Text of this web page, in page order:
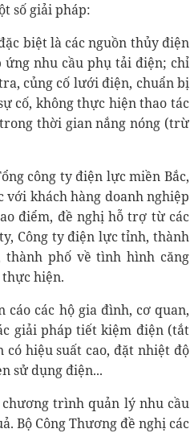
số giải pháp:
biệt là các nguồn thủy điện
ứng nhu cầu phụ tải điện; chỉ
củng cố lưới điện, chuẩn bị
cố, không thực hiện thao tác
thời gian nắng nóng (trừ
công ty điện lực miền Bắc,
khách hàng doanh nghiệp
điểm, đề nghị hỗ trợ từ các
Công ty điện lực tỉnh, thành
phố về tình hình căng
hiện.
cáo các hộ gia đình, cơ quan,
giải pháp tiết kiệm điện (tắt
hiệu suất cao, đặt nhiệt độ
sử dụng điện...
trình quản lý nhu cầu
Bộ Công Thương đề nghị các